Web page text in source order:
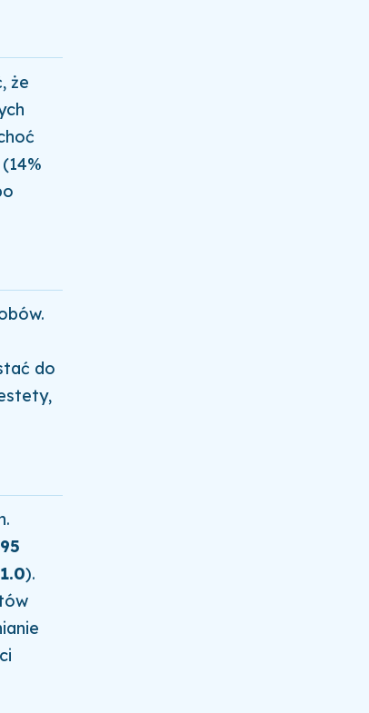
że
do
).